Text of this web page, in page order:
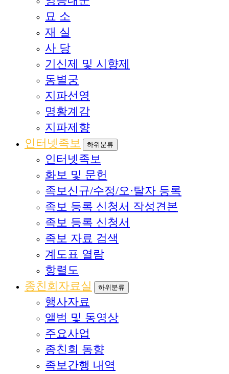
묘 소
재 실
사 당
기신제 및 시향제
동별궁
지파선영
명황계감
지파제향
인터넷족보
하위분류
인터넷족보
화보 및 문헌
족보신규/수정/오·탈자 등록
족보 등록 신청서 작성견본
족보 등록 신청서
족보 자료 검색
계도표 열람
항렬도
종친회자료실
하위분류
행사자료
앨범 및 동영상
주요사업
종친회 동향
족보간행 내역